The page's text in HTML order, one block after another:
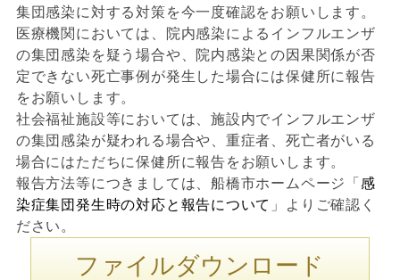
集団感染に対する対策を今一度確認をお願いします。
医療機関においては、院内感染によるインフルエンザ
の集団感染を疑う場合や、院内感染との因果関係が否
定できない死亡事例が発生した場合には保健所に報告
をお願いします。
社会福祉施設等においては、施設内でインフルエンザ
の集団感染が疑われる場合や、重症者、死亡者がいる
場合にはただちに保健所に報告をお願いします。
報告方法等につきましては、船橋市ホームページ「 感
染症集団発生時の対応と報告について 」よりご確認く
ださい。
ファイルダウンロード